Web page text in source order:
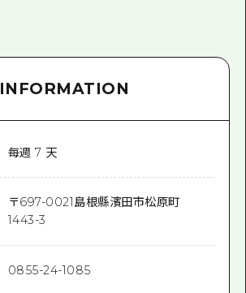
INFORMATION
每週 7 天
〒697-0021島根縣濱田市松原町
1443-3
0855-24-1085